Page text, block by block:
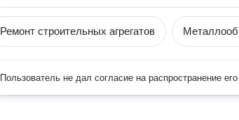
Ремонт строительных агрегатов
Пользователь не дал согласие на распространение